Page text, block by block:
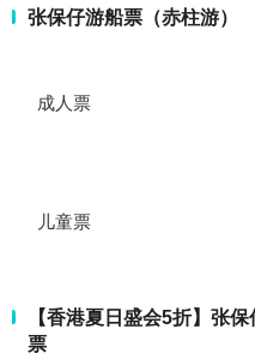
张保仔游船票（赤柱游）
成人票
儿童票
【香港夏日盛会5折】张
票